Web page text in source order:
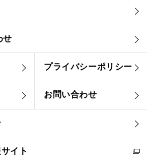
せ
プライバシーポリシー
お問い合わせ
イト